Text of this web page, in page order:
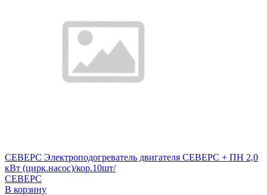
СЕВЕРС Электроподогреватель двигателя СЕВЕРС + ПН 2,0
кВт (цирк.насос)/кор.10шт/
СЕВЕРС
В корзину